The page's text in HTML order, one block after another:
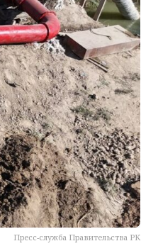
Пресс-служба Правительства РК